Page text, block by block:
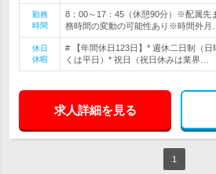
勤務
時間
8：00～17：45（休憩90分）※配属先
務時間の変動の可能性あり※時間外月…
休日
休暇
# 【年間休日123日】* 週休二日制（日
くは平日）* 祝日（祝日休みは業界…
求人詳細を見る
1